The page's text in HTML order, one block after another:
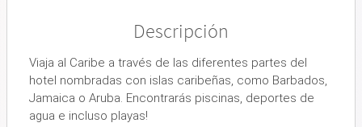
Descripción
Viaja al Caribe a través de las diferentes partes del
hotel nombradas con islas caribeñas, como Barbados,
Jamaica o Aruba. Encontrarás piscinas, deportes de
agua e incluso playas!